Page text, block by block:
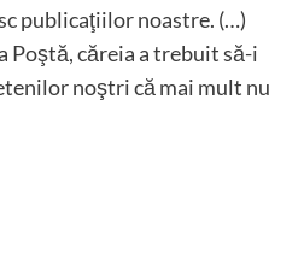
publicaţiilor noastre. (…)
Poştă, căreia a trebuit să-i
noştri că mai mult nu